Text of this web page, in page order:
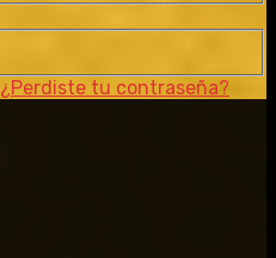
¿Perdiste tu contraseña?